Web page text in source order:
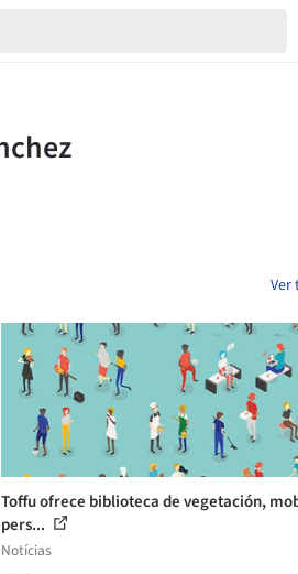
Ver
Toffu ofrece biblioteca de vegetación,
pers...
Notícias